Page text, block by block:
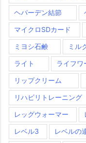
ヘパーデン結節
マイクロSDカード
ミヨシ石鹸 ミル
ライト ライフワ
リップクリーム
リハビリトレーニング
レッグウォーマー
レベル3 レベルの